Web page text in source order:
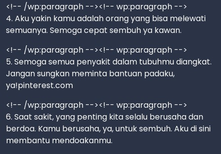
<!-- /wp:paragraph --><!-- wp:paragraph -->
4. Aku yakin kamu adalah orang yang bisa melewati
semuanya. Semoga cepat sembuh ya kawan.
<!-- /wp:paragraph --><!-- wp:paragraph -->
5. Semoga semua penyakit dalam tubuhmu diangkat.
Jangan sungkan meminta bantuan padaku,
ya!pinterest.com
<!-- /wp:paragraph --><!-- wp:paragraph -->
6. Saat sakit, yang penting kita selalu berusaha dan
berdoa. Kamu berusaha, ya, untuk sembuh. Aku di sini
membantu mendoakanmu.